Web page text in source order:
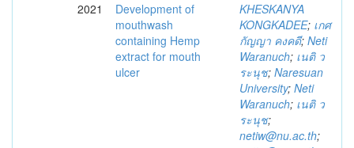
2021
Development of
mouthwash
containing Hemp
extract for mouth
ulcer
KHESKANYA
KONGKADEE; เกศ
กัญญา คงคดี; Neti
Waranuch; เนติ ว
ระนุช; Naresuan
University; Neti
Waranuch; เนติ ว
ระนุช;
netiw@nu.ac.th;